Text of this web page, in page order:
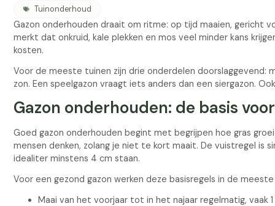
Tuinonderhoud
Gazon onderhouden draait om ritme: op tijd maaien, gericht
merkt dat onkruid, kale plekken en mos veel minder kans
kosten.
Voor de meeste tuinen zijn drie onderdelen doorslaggevend:
zon. Een speelgazon vraagt iets anders dan een siergazon.
Gazon onderhouden: de basis
Goed gazon onderhouden begint met begrijpen hoe gras
mensen denken, zolang je niet te kort maait. De vuistregel is
idealiter minstens 4 cm staan.
Voor een gezond gazon werken deze basisregels in de
Maai van het voorjaar tot in het najaar regelmatig, vaak